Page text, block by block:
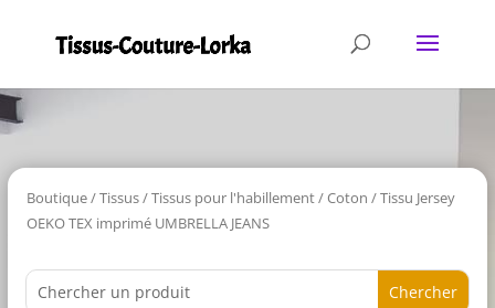
Boutique/Tissus/Tissus pour l'habillement/Coton / Tissu Jersey
OEKO TEX imprimé UMBRELLA JEANS